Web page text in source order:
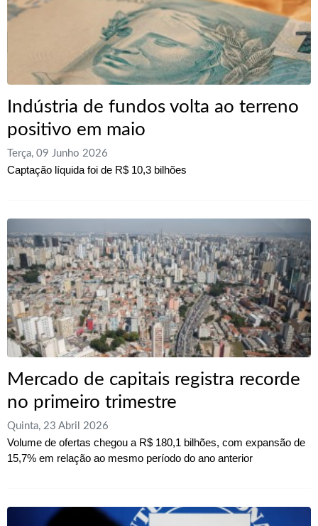
Indústria de fundos volta ao terreno
positivo em maio
Terça, 09 Junho 2026
Captação líquida foi de R$ 10,3 bilhões
Mercado de capitais registra recorde
no primeiro trimestre
Quinta, 23 Abril 2026
Volume de ofertas chegou a R$ 180,1 bilhões, com expansão de
15,7% em relação ao mesmo período do ano anterior